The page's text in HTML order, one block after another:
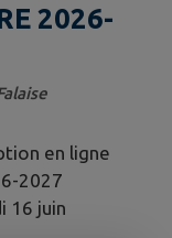
2026-
en ligne
2027
16 juin